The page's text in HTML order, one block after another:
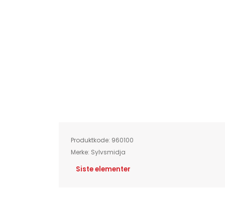
images
gallery
Produktkode: 960100
Merke: Sylvsmidja
Siste elementer